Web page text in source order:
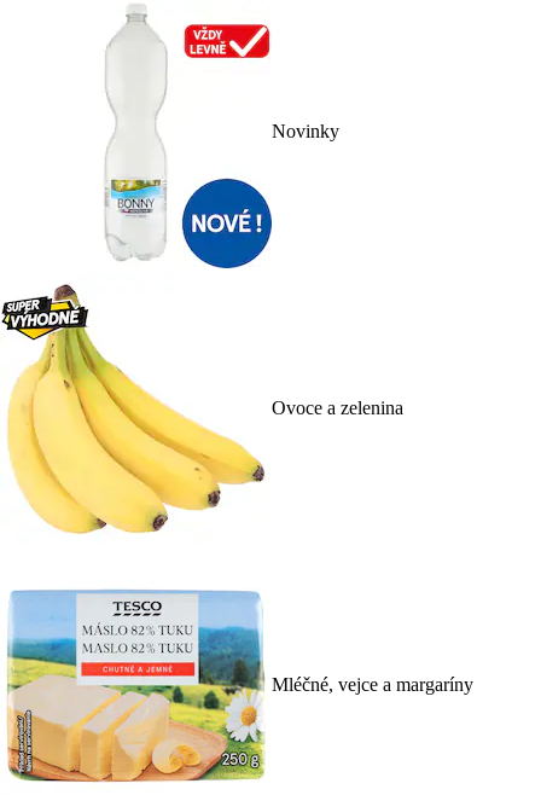
Novinky
Ovoce a zelenina
Mléčné, vejce a margaríny